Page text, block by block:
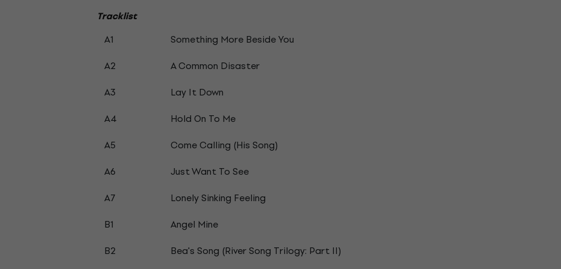
Tracklist
A1 Something More Beside You
A2
A Common Disaster
A3
Lay It Down
A4
Hold On To Me
A5
Come Calling (His Song)
A6
Just Want To See
A7
Lonely Sinking Feeling
B1
Angel Mine
B2
Bea's Song (River Song Trilogy: Part II)